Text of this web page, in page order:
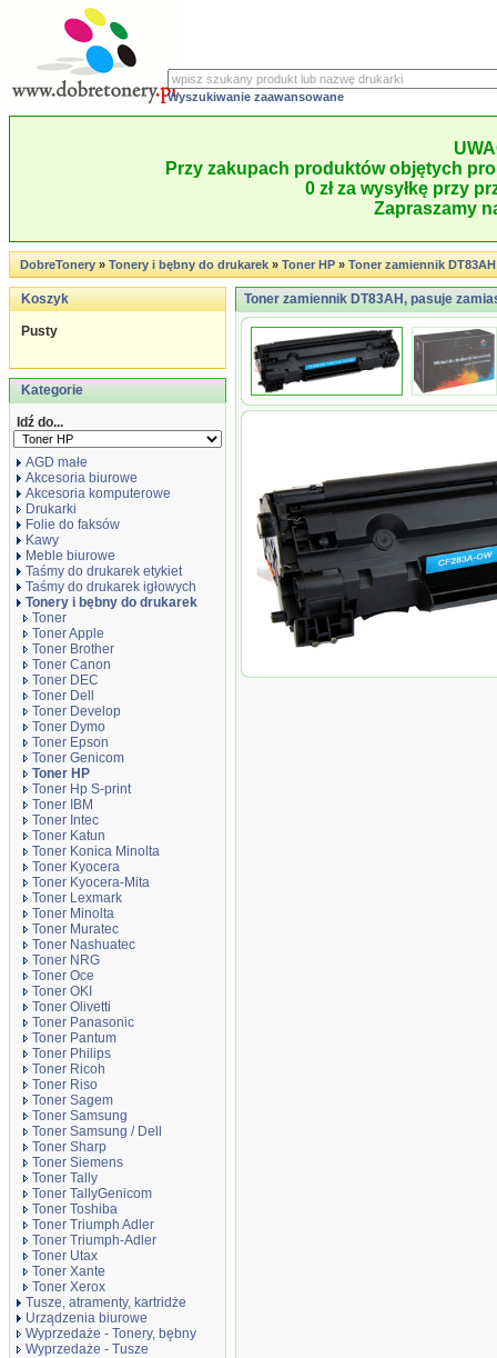
Wyszukiwanie zaawansowane
Przy zakupach produktów objętych
0 zł za wysyłkę przy
Zapraszamy
DobreTonery»Tonery i bębny do drukarek»Toner HP»Toner zamiennik DT83AH
Koszyk
Pusty
Kategorie
Idź do...
AGD małe
Akcesoria biurowe
Akcesoria komputerowe
Drukarki
Folie do faksów
Kawy
Meble biurowe
Taśmy do drukarek etykiet
Taśmy do drukarek igłowych
Tonery i bębny do drukarek
Toner
Toner Apple
Toner Brother
Toner Canon
Toner DEC
Toner Dell
Toner Develop
Toner Dymo
Toner Epson
Toner Genicom
Toner HP
Toner Hp S-print
Toner IBM
Toner Intec
Toner Katun
Toner Konica Minolta
Toner Kyocera
Toner Kyocera-Mita
Toner Lexmark
Toner Minolta
Toner Muratec
Toner Nashuatec
Toner NRG
Toner Oce
Toner OKI
Toner Olivetti
Toner Panasonic
Toner Pantum
Toner Philips
Toner Ricoh
Toner Riso
Toner Sagem
Toner Samsung
Toner Samsung / Dell
Toner Sharp
Toner Siemens
Toner Tally
Toner TallyGenicom
Toner Toshiba
Toner Triumph Adler
Toner Triumph-Adler
Toner Utax
Toner Xante
Toner Xerox
Tusze, atramenty, kartridże
Urządzenia biurowe
Wyprzedaże - Tonery, bębny
Wyprzedaże - Tusze
Toner zamiennik DT83AH, pasuje